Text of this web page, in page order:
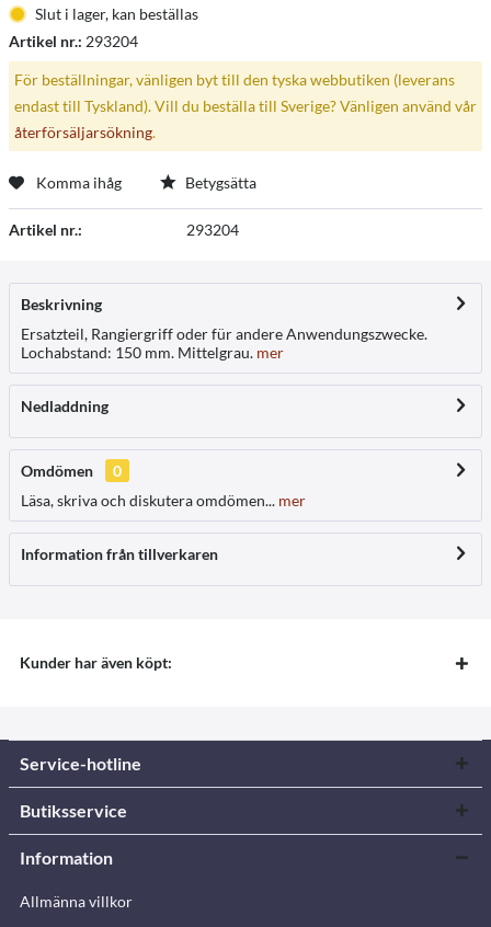
Slut i lager, kan beställas
Artikel nr.: 293204
För beställningar, vänligen byt till den tyska webbutiken (leverans
endast till Tyskland). Vill du beställa till Sverige? Vänligen använd vår
återförsäljarsökning.
Komma ihåg Betygsätta
Artikel nr.: 293204
Beskrivning
Ersatzteil, Rangiergriff oder für andere Anwendungszwecke.
Lochabstand: 150 mm. Mittelgrau. mer
Nedladdning
Omdömen
0
Läsa, skriva och diskutera omdömen... mer
Information från tillverkaren
Kunder har även köpt:
Service-hotline
Butiksservice
Information
Allmänna villkor